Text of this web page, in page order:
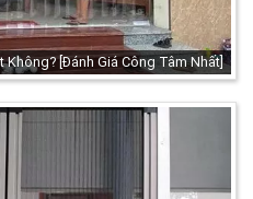
Không? [Đánh Giá Công Tâm Nhất]